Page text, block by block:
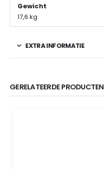
Gewicht
17,6 kg
EXTRA INFORMATIE
GERELATEERDE PRODUCTEN